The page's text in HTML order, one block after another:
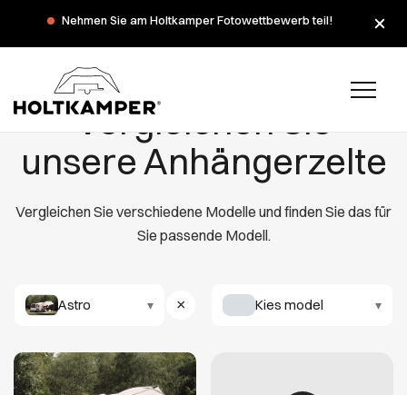
Nehmen Sie am Holtkamper Fotowettbewerb teil!
und 10. August, geschlossen.
Vergleichen Sie
unsere Anhängerzelte
Vergleichen Sie verschiedene Modelle und finden Sie das für
Sie passende Modell.
Astro ▾ × Kies model ▾